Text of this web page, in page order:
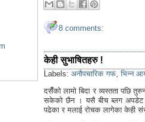
8 comments:
केही सुभाषितहरु !
Labels: अनौपचारिक गफ,भिन्न
दसैँको लामो बिदा र व्यस्तता पछि
सकेको छैन । यसै बीच ब्लग अपडेट
पढेका र मलाई रोचक लागेका केही